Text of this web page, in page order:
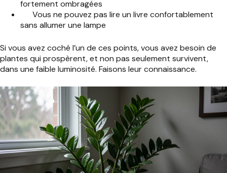
fortement ombragées
Vous ne pouvez pas lire un livre confortablement
sans allumer une lampe
Si vous avez coché l’un de ces points, vous avez besoin de
plantes qui prospèrent, et non pas seulement survivent,
dans une faible luminosité. Faisons leur connaissance.